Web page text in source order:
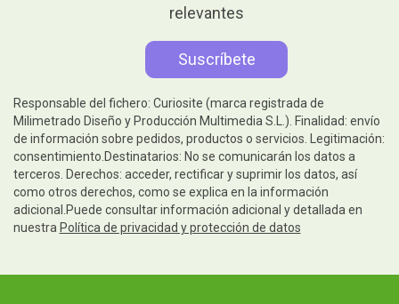
relevantes
Responsable del fichero: Curiosite (marca registrada de
Milimetrado Diseño y Producción Multimedia S.L.). Finalidad: envío
de información sobre pedidos, productos o servicios. Legitimación:
consentimiento.Destinatarios: No se comunicarán los datos a
terceros. Derechos: acceder, rectificar y suprimir los datos, así
como otros derechos, como se explica en la información
adicional.Puede consultar información adicional y detallada en
nuestra Política de privacidad y protección de datos